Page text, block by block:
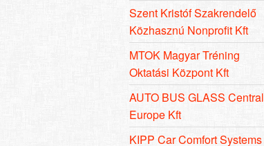
Szent Kristóf Szakrendelő
Közhasznú Nonprofit Kft
MTOK Magyar Tréning
Oktatási Központ Kft
AUTO BUS GLASS Central
Europe Kft
KIPP Car Comfort Systems